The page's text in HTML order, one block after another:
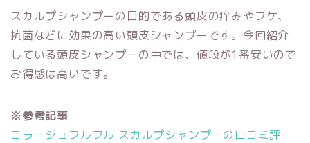
スカルプシャンプーの目的である頭皮の痒みやフケ、
抗菌などに効果の高い頭皮シャンプーです。今回紹介
している頭皮シャンプーの中では、値段が1番安いので
お得感は高いです。
※参考記事
コラージュフルフル スカルプシャンプーの口コミ評